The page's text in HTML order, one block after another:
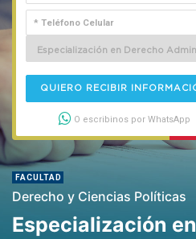
QUIERO RECIBIR
O escribinos por WhatsApp
FACULTAD
Derecho y Ciencias Políticas
Especialización